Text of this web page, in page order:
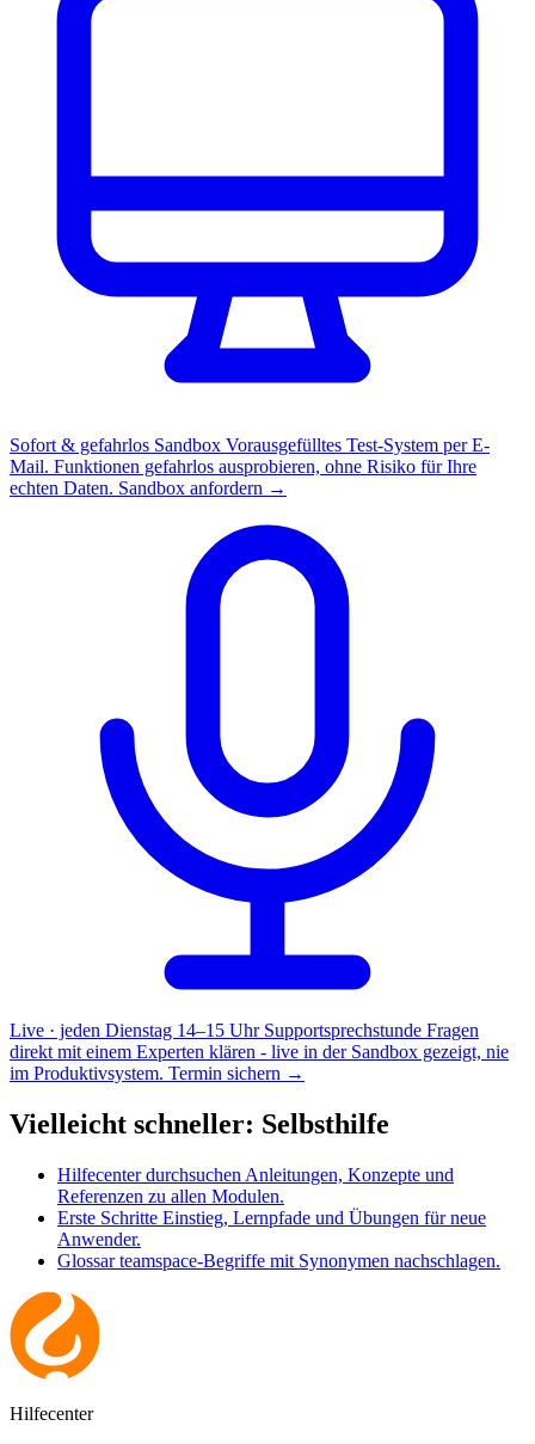
Sofort & gefahrlos Sandbox Vorausgefülltes Test-System per E-
Mail. Funktionen gefahrlos ausprobieren, ohne Risiko für Ihre
echten Daten. Sandbox anfordern →
Live · jeden Dienstag 14–15 Uhr Supportsprechstunde Fragen
direkt mit einem Experten klären - live in der Sandbox gezeigt, nie
im Produktivsystem. Termin sichern →
Vielleicht schneller: Selbsthilfe
Hilfecenter durchsuchen Anleitungen, Konzepte und
Referenzen zu allen Modulen.
Erste Schritte Einstieg, Lernpfade und Übungen für neue
Anwender.
Glossar teamspace-Begriffe mit Synonymen nachschlagen.
Hilfecenter